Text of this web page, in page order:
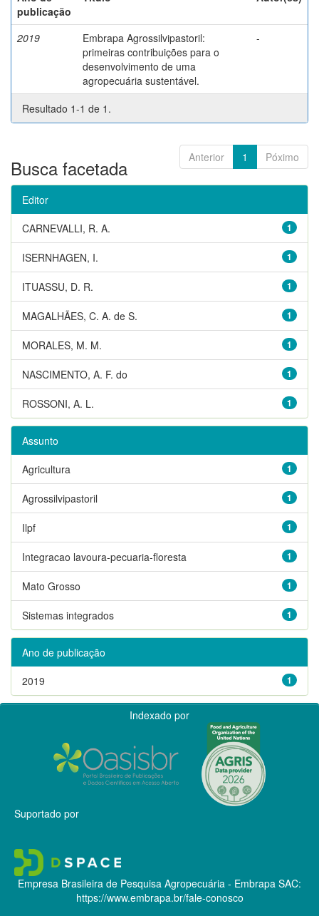
publicação
2019
Embrapa Agrossilvipastoril:
primeiras contribuições para o
desenvolvimento de uma
agropecuária sustentável.
-
Resultado 1-1 de 1.
Anterior 1 Póximo
Busca facetada
Editor
1
CARNEVALLI, R. A.
1
ISERNHAGEN, I.
1
ITUASSU, D. R.
1
MAGALHÃES, C. A. de S.
1
MORALES, M. M.
1
NASCIMENTO, A. F. do
1
ROSSONI, A. L.
Assunto
1
Agricultura
1
Agrossilvipastoril
1
Ilpf
1
Integracao lavoura-pecuaria-floresta
1
Mato Grosso
1
Sistemas integrados
Ano de publicação
1
2019
Indexado por
Suportado por
Empresa Brasileira de Pesquisa Agropecuária - Embrapa SAC:
https://www.embrapa.br/fale-conosco